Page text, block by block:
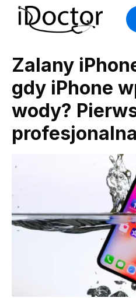
Zalany
gdy iPhone
wody?